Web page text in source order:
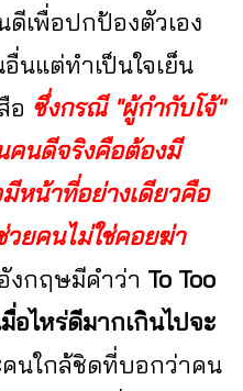
เพื่อปกป้องตัวเอง
นแต่ทำเป็นใจเย็น
อ ซึ่งกรณี "ผู้กำกับโจ้"
คนดีจริงคือต้องมี
หน้าที่อย่างเดียวคือ
ยคนไม่ใช่คอยฆ่า
งกฤษมีคำว่า To Too
อไหร่ดีมากเกินไปจะ
นใกล้ชิดที่บอกว่าคน